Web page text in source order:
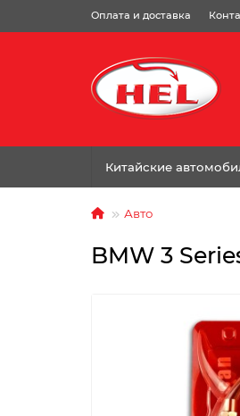
Оплата и доставка
Китайские
Авто
BMW 3